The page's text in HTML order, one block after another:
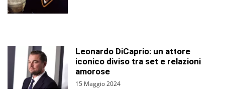
Leonardo DiCaprio: un attore
iconico diviso tra set e relazioni
amorose
15 Maggio 2024